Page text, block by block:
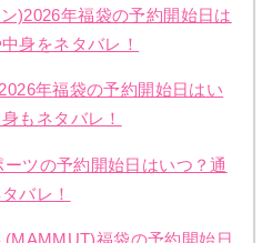
)2026年福袋の予約開始日は
身をネタバレ！
年福袋の予約開始日はい
もネタバレ！
ーツの予約開始日はいつ？通
バレ！
(MAMMUT)福袋の予約開始日